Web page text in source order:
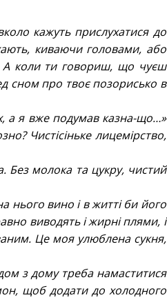
кажуть прислухатися до
киваючи головами, або
А коли ти говориш, що чуєш
сном про твоє позорисько в
а я вже подумав казна-що…»
Чистісіньке лицемірство,
Без молока та цукру, чистий
нього вино і в житті би його
виводять і жирні плями, і
Це моя улюблена сукня,
з дому треба намаститися
щоб додати до холодного